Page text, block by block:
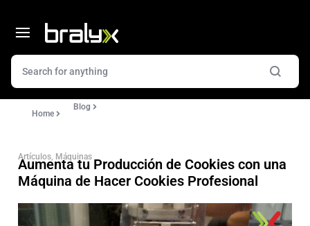
Home
Blog
Artículos, Máquinas
Aumenta tu Producción de Cookies con una
Máquina de Hacer Cookies Profesional